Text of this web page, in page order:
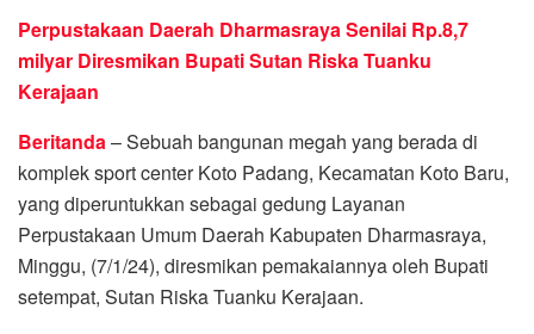
Perpustakaan Daerah Dharmasraya Senilai Rp.8,7
milyar Diresmikan Bupati Sutan Riska Tuanku
Kerajaan
Beritanda– Sebuah bangunan megah yang berada di
komplek sport center Koto Padang, Kecamatan Koto Baru,
yang diperuntukkan sebagai gedung Layanan
Perpustakaan Umum Daerah Kabupaten Dharmasraya,
Minggu, (7/1/24), diresmikan pemakaiannya oleh Bupati
setempat, Sutan Riska Tuanku Kerajaan.